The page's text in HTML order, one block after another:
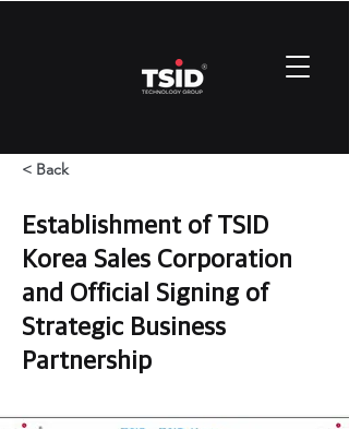
< Back
Establishment of TSID
Korea Sales Corporation
and Official Signing of
Strategic Business
Partnership